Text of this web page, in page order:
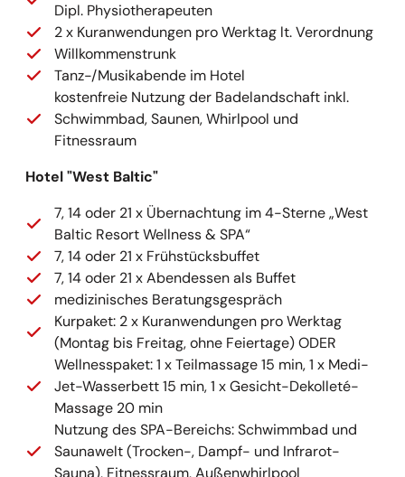
Dipl. Physiotherapeuten
2 x Kuranwendungen pro Werktag lt. Verordnung
Willkommenstrunk
Tanz-/Musikabende im Hotel
kostenfreie Nutzung der Badelandschaft inkl.
Schwimmbad, Saunen, Whirlpool und
Fitnessraum
Hotel "West Baltic"
7, 14 oder 21 x Übernachtung im 4-Sterne „West
Baltic Resort Wellness & SPA“
7, 14 oder 21 x Frühstücksbuffet
7, 14 oder 21 x Abendessen als Buffet
medizinisches Beratungsgespräch
Kurpaket: 2 x Kuranwendungen pro Werktag
(Montag bis Freitag, ohne Feiertage) ODER
Wellnesspaket: 1 x Teilmassage 15 min, 1 x Medi-
Jet-Wasserbett 15 min, 1 x Gesicht-Dekolleté-
Massage 20 min
Nutzung des SPA-Bereichs: Schwimmbad und
Saunawelt (Trocken-, Dampf- und Infrarot-
Sauna), Fitnessraum, Außenwhirlpool